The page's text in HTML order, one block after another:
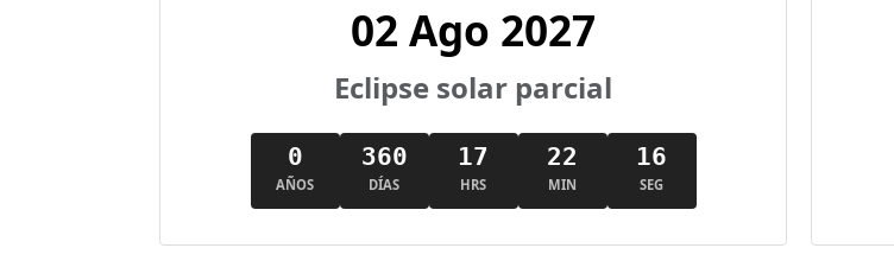
02 Ago 2027
Eclipse solar parcial
0
AÑOS
360
DÍAS
17
HRS
22
MIN
15
SEG